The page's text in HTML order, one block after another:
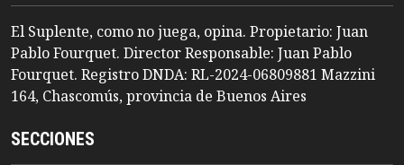
El Suplente, como no juega, opina. Propietario: Juan
Pablo Fourquet. Director Responsable: Juan Pablo
Fourquet. Registro DNDA: RL-2024-06809881 Mazzini
164, Chascomús, provincia de Buenos Aires
SECCIONES